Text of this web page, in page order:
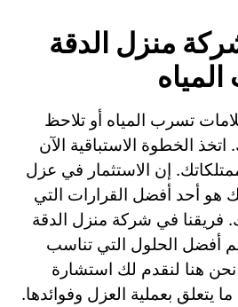
منزل الدقة
تسرب المياه أو تلاحظ
الخطوة الاستباقية الآن
إن الاستثمار في عزل
هو أحد أفضل القرارات التي
فريقنا في شركة منزل الدقة
أفضل الحلول التي تناسب
نحن هنا لنقدم لك استشارة
يتعلق بعملية العزل وفوائدها.